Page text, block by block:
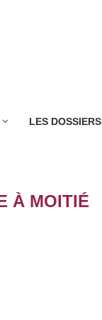
LES DOSSIERS
À MOITIÉ